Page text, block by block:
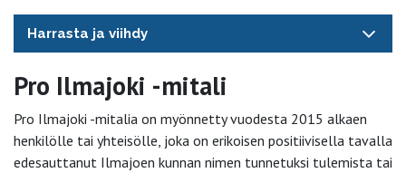
Harrasta ja viihdy
Pro Ilmajoki -mitali
Pro Ilmajoki -mitalia on myönnetty vuodesta 2015 alkaen
henkilölle tai yhteisölle, joka on erikoisen positiivisella tavalla
edesauttanut Ilmajoen kunnan nimen tunnetuksi tulemista tai